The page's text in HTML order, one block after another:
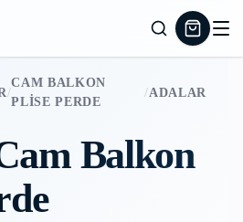
/
CAM BALKON
PLISE PERDE
/ADALAR
Balkon